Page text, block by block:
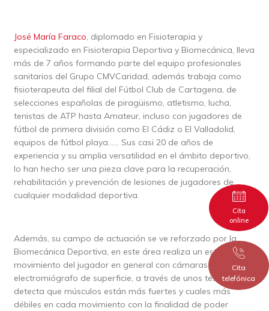
José María Faraco , diplomado en Fisioterapia y
especializado en Fisioterapia Deportiva y Biomecánica, lleva
más de 7 años formando parte del equipo profesionales
sanitarios del Grupo CMVCaridad, además trabaja como
fisioterapeuta del filial del Fútbol Club de Cartagena, de
selecciones españolas de piragüismo, atletismo, lucha,
tenistas de ATP hasta Amateur, incluso con jugadores de
fútbol de primera división como El Cádiz o El Valladolid,
equipos de fútbol playa…… Sus casi 20 de años de
experiencia y su amplia versatilidad en el ámbito deportivo,
lo han hecho ser una pieza clave para la recuperación,
rehabilitación y prevención de lesiones de jugadores de
cualquier modalidad deportiva.
Además, su campo de actuación se ve reforzado por la
Biomecánica Deportiva, en este área realiza un estudio del
movimiento del jugador en general con cámaras y un
electromiógrafo de superficie, a través de unos test se
detecta que músculos están más fuertes y cuales más
débiles en cada movimiento con la finalidad de poder
Cita
online
Cita
telefónica